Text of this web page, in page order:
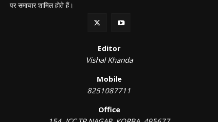
पर समाचार शामिल होते हैं।
Editor
Vishal Khanda
Mobile
8251087711
Office